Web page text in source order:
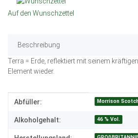
Auf den Wunschzettel
Beschreibung
Terra = Erde, reflektiert mit seinem
Element wieder.
Produkteigenschaft
Wert
Abfüller: Morrison
Alkoholgehalt: 46 % Vol.